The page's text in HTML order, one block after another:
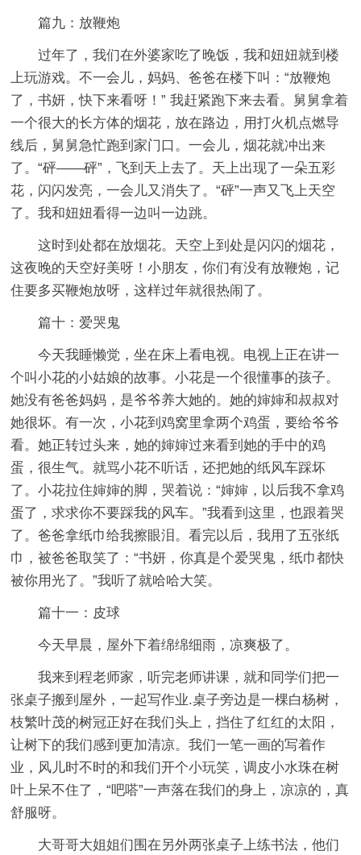
篇九：放鞭炮
过年了，我们在外婆家吃了晚饭，我和妞妞就到楼
上玩游戏。不一会儿，妈妈、爸爸在楼下叫：“放鞭炮
了，书妍，快下来看呀！” 我赶紧跑下来去看。舅舅拿着
一个很大的长方体的烟花，放在路边，用打火机点燃导
线后，舅舅急忙跑到家门口。一会儿，烟花就冲出来
了。“砰——砰”，飞到天上去了。天上出现了一朵五彩
花，闪闪发亮，一会儿又消失了。“砰”一声又飞上天空
了。我和妞妞看得一边叫一边跳。
这时到处都在放烟花。天空上到处是闪闪的烟花，
这夜晚的天空好美呀！小朋友，你们有没有放鞭炮，记
住要多买鞭炮放呀，这样过年就很热闹了。
篇十：爱哭鬼
今天我睡懒觉，坐在床上看电视。电视上正在讲一
个叫小花的小姑娘的故事。小花是一个很懂事的孩子。
她没有爸爸妈妈，是爷爷养大她的。她的婶婶和叔叔对
她很坏。有一次，小花到鸡窝里拿两个鸡蛋，要给爷爷
看。她正转过头来，她的婶婶过来看到她的手中的鸡
蛋，很生气。就骂小花不听话，还把她的纸风车踩坏
了。小花拉住婶婶的脚，哭着说：“婶婶，以后我不拿鸡
蛋了，求求你不要踩我的风车。”我看到这里，也跟着哭
了。爸爸拿纸巾给我擦眼泪。看完以后，我用了五张纸
巾，被爸爸取笑了：“书妍，你真是个爱哭鬼，纸巾都快
被你用光了。”我听了就哈哈大笑。
篇十一：皮球
今天早晨，屋外下着绵绵细雨，凉爽极了。
我来到程老师家，听完老师讲课，就和同学们把一
张桌子搬到屋外，一起写作业.桌子旁边是一棵白杨树，
枝繁叶茂的树冠正好在我们头上，挡住了红红的太阳，
让树下的我们感到更加清凉。我们一笔一画的写着作
业，风儿时不时的和我们开个小玩笑，调皮小水珠在树
叶上呆不住了，“吧嗒”一声落在我们的身上，凉凉的，真
舒服呀。
大哥哥大姐姐们围在另外两张桌子上练书法，他们